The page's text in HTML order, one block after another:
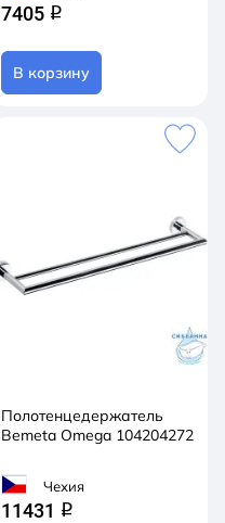
7405 q
В корзину
Полотенцедержатель
Bemeta Omega 104204272
Чехия
11431 q